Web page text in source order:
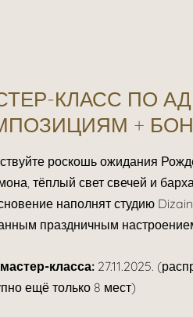
КЛАСС ПО
+
роскошь ожидания
тёплый свет свечей и
наполнят студию
праздничным
класса: 27.11.2025.
ещё только 8 мест)